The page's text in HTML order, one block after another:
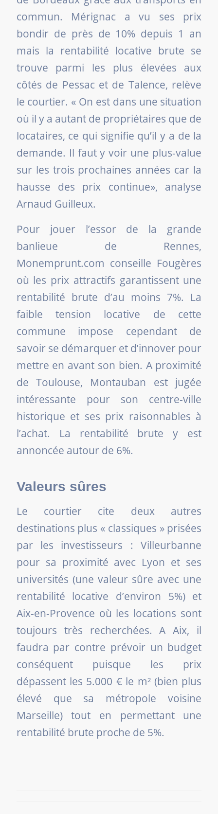
commun. Mérignac a vu ses prix
bondir de près de 10% depuis 1 an
mais la rentabilité locative brute se
trouve parmi les plus élevées aux
côtés de Pessac et de Talence, relève
le courtier. « On est dans une situation
où il y a autant de propriétaires que de
locataires, ce qui signifie qu’il y a de la
demande. Il faut y voir une plus-value
sur les trois prochaines années car la
hausse des prix continue», analyse
Arnaud Guilleux.
Pour jouer l’essor de la grande
banlieue de Rennes,
Monemprunt.com conseille Fougères
où les prix attractifs garantissent une
rentabilité brute d’au moins 7%. La
faible tension locative de cette
commune impose cependant de
savoir se démarquer et d’innover pour
mettre en avant son bien. A proximité
de Toulouse, Montauban est jugée
intéressante pour son centre-ville
historique et ses prix raisonnables à
l’achat. La rentabilité brute y est
annoncée autour de 6%.
Valeurs sûres
Le courtier cite deux autres
destinations plus « classiques » prisées
par les investisseurs : Villeurbanne
pour sa proximité avec Lyon et ses
universités (une valeur sûre avec une
rentabilité locative d’environ 5%) et
Aix-en-Provence où les locations sont
toujours très recherchées. A Aix, il
faudra par contre prévoir un budget
conséquent puisque les prix
dépassent les 5.000 € le m² (bien plus
élevé que sa métropole voisine
Marseille) tout en permettant une
rentabilité brute proche de 5%.